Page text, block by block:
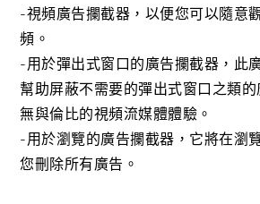
-視頻廣告攔截器，以便您可以隨意
頻。
-用於彈出式窗口的廣告攔截器，此
幫助屏蔽不需要的彈出式窗口之類
無與倫比的視頻流媒體體驗。
-用於瀏覽的廣告攔截器，它將在瀏
您刪除所有廣告。